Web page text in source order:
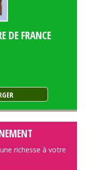
DE FRANCE
richesse à votre